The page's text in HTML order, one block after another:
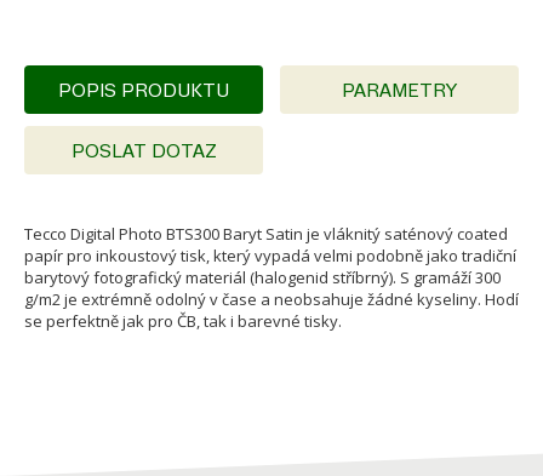
POPIS PRODUKTU PARAMETRY
POSLAT DOTAZ
Tecco Digital Photo BTS300 Baryt Satin je vláknitý saténový coated
papír pro inkoustový tisk, který vypadá velmi podobně jako tradiční
barytový fotografický materiál (halogenid stříbrný). S gramáží 300
g/m2 je extrémně odolný v čase a neobsahuje žádné kyseliny. Hodí
se perfektně jak pro ČB, tak i barevné tisky.